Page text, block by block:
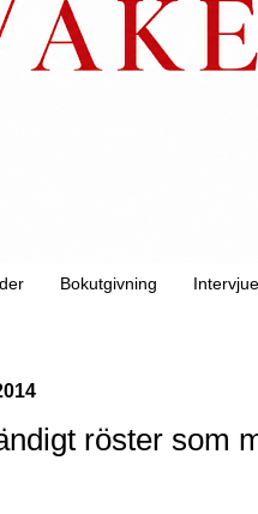
Bokutgivning
röster som